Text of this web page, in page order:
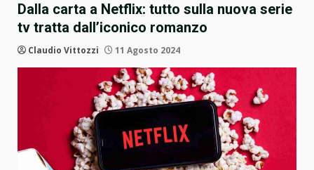
Dalla carta a Netflix: tutto sulla nuova serie
tv tratta dall’iconico romanzo
Claudio Vittozzi 11 Agosto 2024